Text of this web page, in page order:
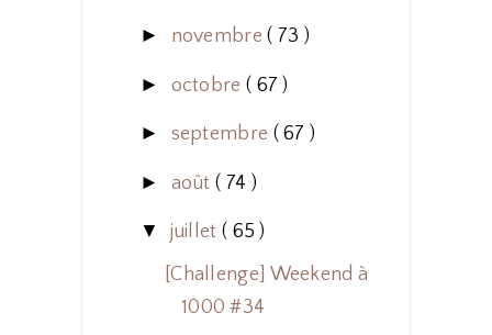
► novembre( 73 )
► octobre ( 67 )
► septembre ( 67 )
► août ( 74 )
▼ juillet ( 65 )
[Challenge] Weekend à
1000 #34